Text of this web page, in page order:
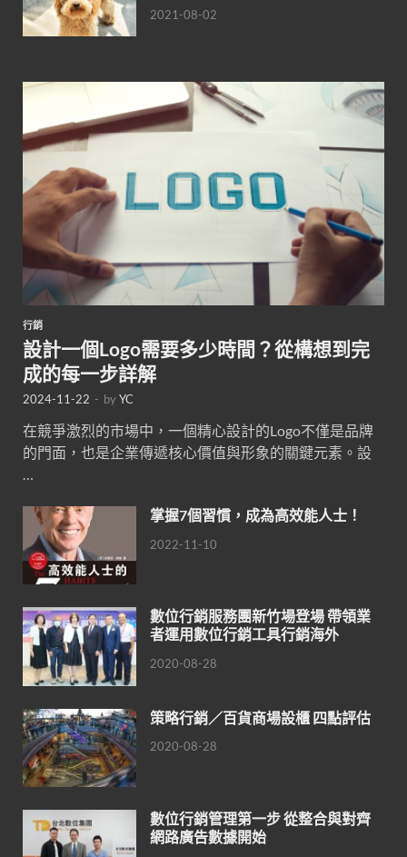
2021-08-02
行銷
設計一個Logo需要多少時間？從構想到完
成的每一步詳解
2024-11-22 - byYC
在競爭激烈的市場中，一個精心設計的Logo不僅是品牌
的門面，也是企業傳遞核心價值與形象的關鍵元素。設
…
掌握7個習慣，成為高效能人士！
2022-11-10
數位行銷服務團新竹場登場 帶領業
者運用數位行銷工具行銷海外
2020-08-28
策略行銷／百貨商場設櫃 四點評估
2020-08-28
數位行銷管理第一步 從整合與對齊
網路廣告數據開始